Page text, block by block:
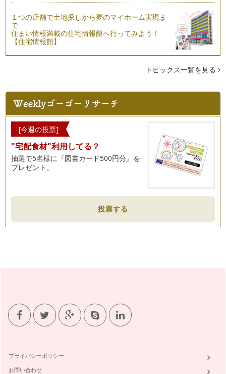
木々の緑が、目にまぶしい季節になりましたね。ＧＷにベラン
ダに植えたキュウリや、ミニトマト、…
どんな香りがするのかな？野菜の香りを意識してみよう。
「日本でもっとも美しい村 やさい王国 昭和村」にて野菜
作りを楽しむ、ハッピー・…
新ニンジンの甘みと風味～ニンジンごはんでお花のラップ包み
野菜で季節を楽しもう～野菜の旬を知るヒント
満開の桜が街中をピンク色に染め、菜の花やチューリップなど
色とりどりの花が咲き誇る季節。暖か…
野菜を家庭で育てる目的～生きていることを知ること
前回、家庭での野菜育てのすすめをご紹介しました。 お庭が
なくても、ベランダなどを利…
小さなタネが野菜になるまで
野菜ソムリエの野菜ぎらい克服塾では、野菜の成長を学ぶコン
テンツがあり、お家でも野菜を育て、…
もっと食べ比べを楽しもう
前回の記事で、野菜果物の食べ比べの楽しさをお伝えしまし
た。自分の味覚に、正解、不正解はなく…
野菜ぎらいを克服する前に、まず、そもそも野菜のどんなとこ
ろが苦手なのか？そしてどんなところ…
１つの店舗で土地探しから夢のマイホーム実現ま
で
住まい情報満載の住宅情報館へ行ってみよう！
【住宅情報館】
トピックス一覧を見る
[今週の投票]
"宅配食材"利用してる？
抽選で5名様に『図書カード500円分』を
プレゼント。
投票する
プライバシーポリシー
お問い合わせ